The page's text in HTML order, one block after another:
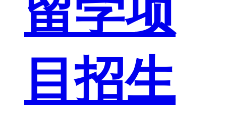
留学项
目招生